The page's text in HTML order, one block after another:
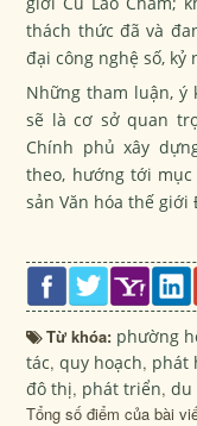
thách thức đã và
đại công nghệ số, kỷ
Những tham luận, ý
sẽ là cơ sở quan
Chính phủ xây
theo, hướng tới
sản Văn hóa thế giới
Từ khóa: phường
tác,quy hoạch, phát
đô thị, phát triển,du
Tổng số điểm của bài